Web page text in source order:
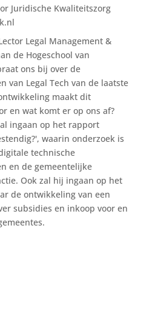
Juridische Kwaliteitszorg
Legal Management &
de Hogeschool van
ons bij over de
van Legal Tech van de laatste
maakt dit
en wat komt er op ons af?
ingaan op het rapport
waarin onderzoek is
technische
en de gemeentelijke
Ook zal hij ingaan op het
de ontwikkeling van een
subsidies en inkoop voor en